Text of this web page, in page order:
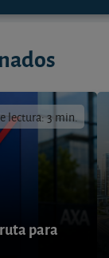
lectura: 3 min.
para